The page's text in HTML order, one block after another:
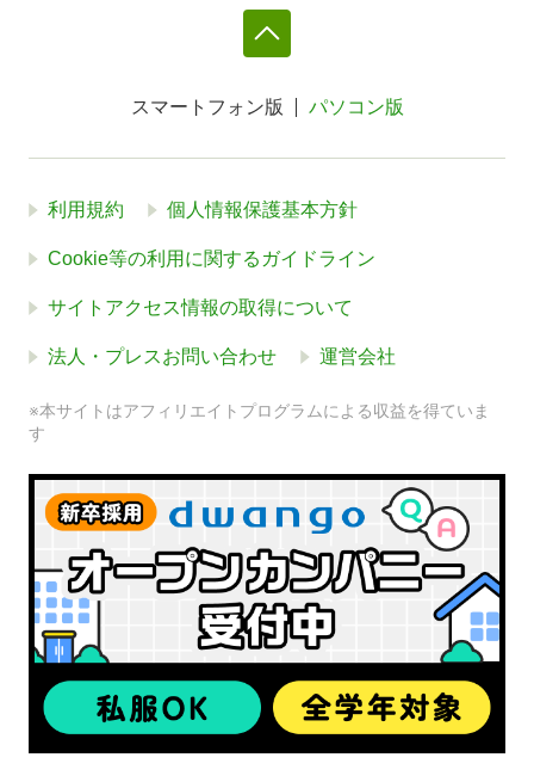
スマートフォン版 パソコン版
利用規約 個人情報保護基本方針
Cookie等の利用に関するガイドライン
サイトアクセス情報の取得について
法人・プレスお問い合わせ 運営会社
※本サイトはアフィリエイトプログラムによる収益を得ていま
す